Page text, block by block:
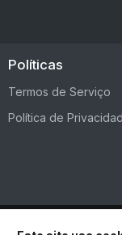
Políticas
Termos de Serviço
Política de